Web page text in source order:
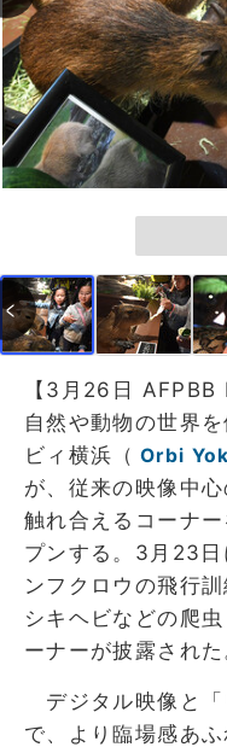
【3月26日
自然や動物の世界
ビィ横浜（ Orbi
が、従来の映像中
触れ合えるコーナ
プンする。3月23日
ンフクロウの飛行
シキヘビなどの爬
ーナーが披露された
デジタル映像と「
で、より臨場感あ